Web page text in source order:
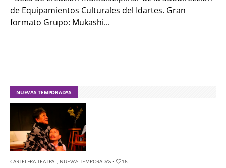
de Equipamientos Culturales del Idartes. Gran
formato Grupo: Mukashi...
NUEVAS TEMPORADAS
CARTELERA TEATRAL NUEVAS TEMPORADAS • 16